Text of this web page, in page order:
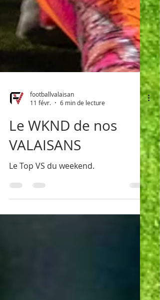
11 févr.
6 min de lecture
Le WKND de nos
VALAISANS
Le Top VS du weekend.